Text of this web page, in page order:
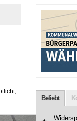
Beliebt